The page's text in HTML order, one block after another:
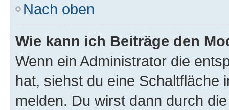
Nach oben
Wie kann ich Beiträge den
Wenn ein Administrator die
hat, siehst du eine Schaltfläche
melden. Du wirst dann durch